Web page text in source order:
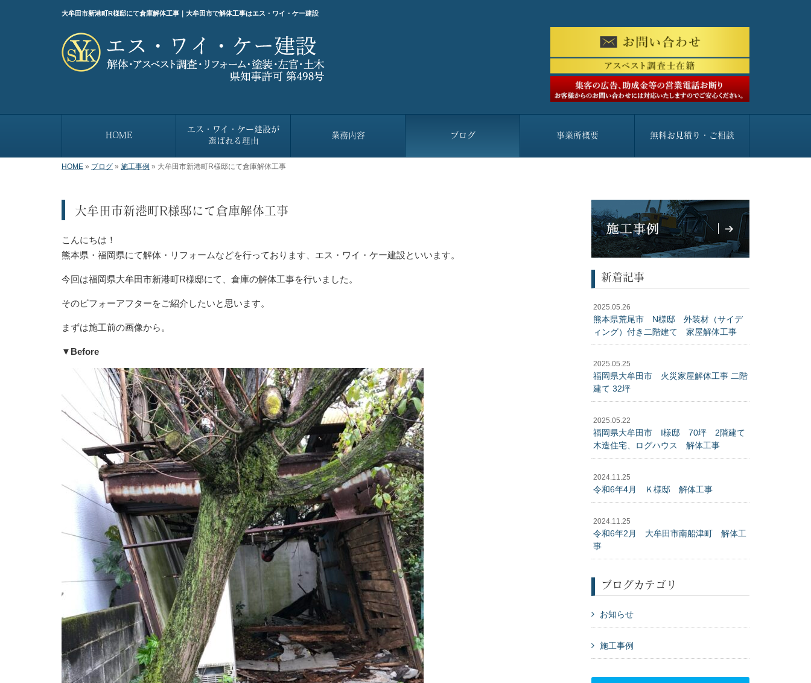
大牟田市新港町R様邸にて倉庫解体工事｜大牟田市で解体工事はエス・ワイ・ケー建設
HOME
エス・ワイ・ケー建設が
選ばれる理由
業務内容 ブログ 事業所概要 無料お見積り・ご相談
HOME » ブログ » 施工事例 » 大牟田市新港町R様邸にて倉庫解体工事
大牟田市新港町R様邸にて倉庫解体工事
こんにちは！
熊本県・福岡県にて解体・リフォームなどを行っております、エス・ワイ・ケー建設といいます。
今回は福岡県大牟田市新港町R様邸にて、倉庫の解体工事を行いました。
そのビフォーアフターをご紹介したいと思います。
まずは施工前の画像から。
▼Before
新着記事
2025.05.26
熊本県荒尾市 N様邸 外装材（サイデ
ィング）付き二階建て 家屋解体工事
2025.05.25
福岡県大牟田市 火災家屋解体工事 二階
建て 32坪
2025.05.22
福岡県大牟田市 I様邸 70坪 2階建て
木造住宅、ログハウス 解体工事
2024.11.25
令和6年4月 Ｋ様邸 解体工事
2024.11.25
令和6年2月 大牟田市南船津町 解体工
事
ブログカテゴリ
お知らせ
施工事例